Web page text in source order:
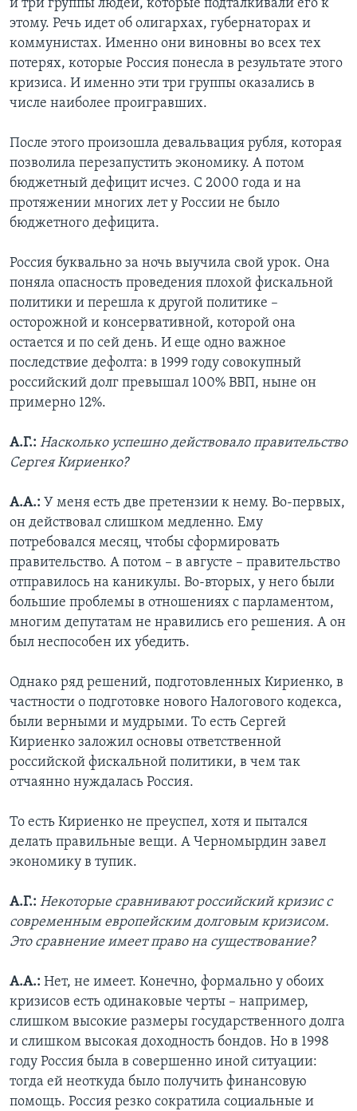
и три группы людей, которые подталкивали его к
этому. Речь идет об олигархах, губернаторах и
коммунистах. Именно они виновны во всех тех
потерях, которые Россия понесла в результате этого
кризиса. И именно эти три группы оказались в
числе наиболее проигравших.
После этого произошла девальвация рубля, которая
позволила перезапустить экономику. А потом
бюджетный дефицит исчез. С 2000 года и на
протяжении многих лет у России не было
бюджетного дефицита.
Россия буквально за ночь выучила свой урок. Она
поняла опасность проведения плохой фискальной
политики и перешла к другой политике –
осторожной и консервативной, которой она
остается и по сей день. И еще одно важное
последствие дефолта: в 1999 году совокупный
российский долг превышал 100% ВВП, ныне он
примерно 12%.
А.Г.: Насколько успешно действовало правительство
Сергея Кириенко?
А.А.: У меня есть две претензии к нему. Во-первых,
он действовал слишком медленно. Ему
потребовался месяц, чтобы сформировать
правительство. А потом – в августе – правительство
отправилось на каникулы. Во-вторых, у него были
большие проблемы в отношениях с парламентом,
многим депутатам не нравились его решения. А он
был неспособен их убедить.
Однако ряд решений, подготовленных Кириенко, в
частности о подготовке нового Налогового кодекса,
были верными и мудрыми. То есть Сергей
Кириенко заложил основы ответственной
российской фискальной политики, в чем так
отчаянно нуждалась Россия.
То есть Кириенко не преуспел, хотя и пытался
делать правильные вещи. А Черномырдин завел
экономику в тупик.
А.Г.: Некоторые сравнивают российский кризис с
современным европейским долговым кризисом.
Это сравнение имеет право на существование?
А.А.: Нет, не имеет. Конечно, формально у обоих
кризисов есть одинаковые черты – например,
слишком высокие размеры государственного долга
и слишком высокая доходность бондов. Но в 1998
году Россия была в совершенно иной ситуации:
тогда ей неоткуда было получить финансовую
помощь. Россия резко сократила социальные и